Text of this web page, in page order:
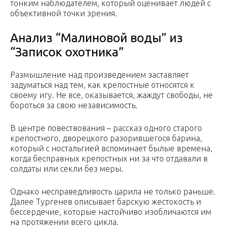
тонким наблюдателем, который оценивает людей с
объективной точки зрения.
Анализ “Малиновой воды” из
“Записок охотника”
Размышление над произведением заставляет
задуматься над тем, как крепостные относятся к
своему игу. Не все, оказывается, жаждут свободы, не
бороться за свою независимость.
В центре повествования – рассказ одного старого
крепостного, дворецкого разорившегося барина,
который с ностальгией вспоминает былые времена,
когда бесправных крепостных ни за что отдавали в
солдаты или секли без меры.
Однако несправедливость царила не только раньше.
Далее Тургенев описывает барскую жестокость и
бессердечие, которые настойчиво изобличаются им
на протяжении всего цикла.